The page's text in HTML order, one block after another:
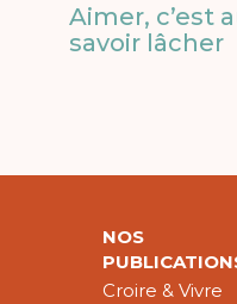
Aimer, c’est
savoir lâcher
NOS
Croire & Vivre